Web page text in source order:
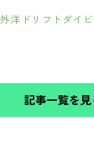
洋ドリフトダイ
記事一覧を見